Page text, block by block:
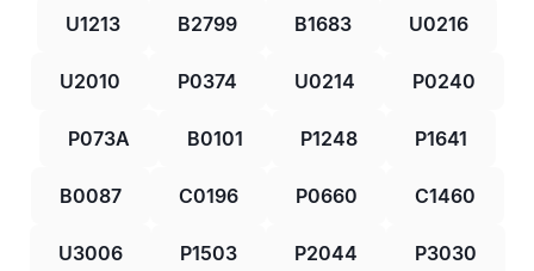
U1213 B2799 B1683 U0216
U2010 P0374 U0214 P0240
P073A B0101 P1248 P1641
B0087 C0196 P0660 C1460
U3006 P1503 P2044 P3030